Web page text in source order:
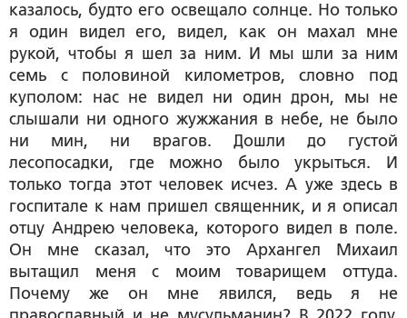
казалось, будто его освещало солнце. Но только
я один видел его, видел, как он махал мне
рукой, чтобы я шел за ним. И мы шли за ним
семь с половиной километров, словно под
куполом: нас не видел ни один дрон, мы не
слышали ни одного жужжания в небе, не было
ни мин, ни врагов. Дошли до густой
лесопосадки, где можно было укрыться. И
только тогда этот человек исчез. А уже здесь в
госпитале к нам пришел священник, и я описал
отцу Андрею человека, которого видел в поле.
Он мне сказал, что это Архангел Михаил
вытащил меня с моим товарищем оттуда.
Почему же он мне явился, ведь я не